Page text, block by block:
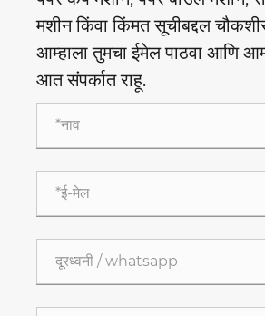
मशीन किंवा किंमत सूचीबद्दल
आम्हाला तुमचा ईमेल पाठवा आणि
आत संपर्कात राहू.